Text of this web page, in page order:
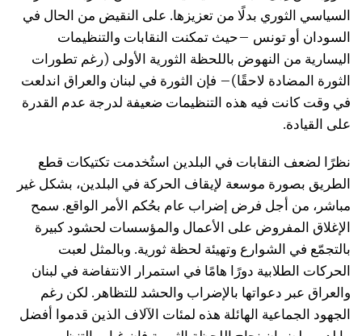
السياسي الثوري بدلًا من تعزيزها. على النقيض من الحال في
السودان أو تونس –حيث تمكنت النقابات والتنظيمات
اليسارية من النهوض باللحظة الثورية الأولى (رغم تطورات
الثورة المضادة لاحقًا)– فإن الثورة في لبنان والعراق اندلعت
في وقت كانت فيه هذه التنظيمات ضعيفة لدرجة عدم القدرة
على القيادة.
نظرًا لضعف النقابات في البلدين استُخدمت تكتيكات قطع
الطريق بصورة موسعة لإيقاف الحركة في البلدين، بشكل غير
مباشر، من أجل فرض إضراب عام بحُكم الأمر الواقع. سمح
الإغلاق المفروض على الأعمال والمؤسسات لحشود كبيرة
بالتجمّع في الشوارع وتهيئة لحظة ثورية. وبالمثل لعبت
الحركات الطلابية دورًا هامًا في استمرار الانتفاضة في لبنان
والعراق عبر دعواتها بالإضراب والحشد للتظاهر. لكن رغم
الجهود الجماعية الهائلة هذه لمئات الآلاف الذين قدموا أفضل